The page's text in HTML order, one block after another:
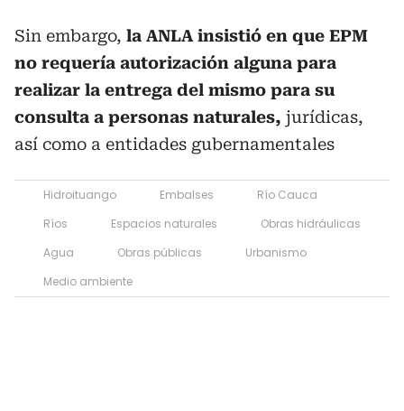
Sin embargo, la ANLA insistió en que EPM
no requería autorización alguna para
realizar la entrega del mismo para su
consulta a personas naturales, jurídicas,
así como a entidades gubernamentales
Hidroituango Embalses
Río Cauca
Ríos
Espacios naturales
Obras hidráulicas
Agua
Obras públicas
Urbanismo
Medio ambiente